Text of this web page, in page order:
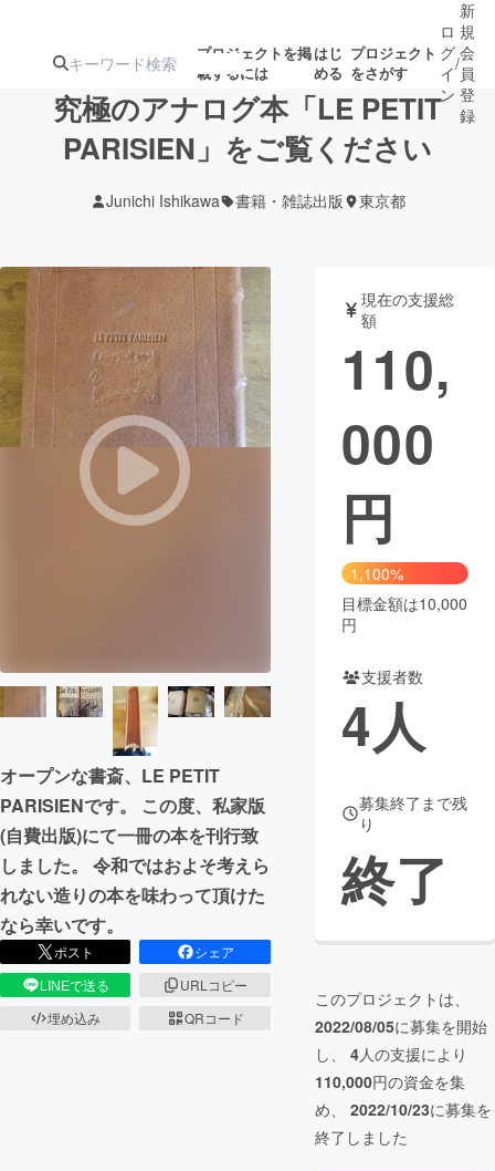
プロジェクトを掲
載するには
はじ
める
プロジェクト
をさがす
ターン
注目の新着プロ
ジェクト
募集終了が近いプ
ロジェクト
されます
アート・写真 音楽
テクノロジー・ガジェット ゲーム・サ
映像・映画
ビジネス・起業
CAMPFIRE Creation
コミュニティ
ロ
グ
イ
ン
/
新
規
会
員
登
録
究極のアナログ本「LE PETIT
PARISIEN」をご覧ください
Junichi Ishikawa 書籍・雑誌出版 東京都
オープンな書斎、LE PETIT
PARISIENです。 この度、私家版
(自費出版)にて一冊の本を刊行致
しました。 令和ではおよそ考えら
れない造りの本を味わって頂けた
なら幸いです。
ポスト
シェア
LINEで送る
URLコピー
埋め込み
QRコード
現在の支援総
額
110,
000
円
1,100%
目標金額は10,000
円
支援者数
4人
募集終了まで残
り
終了
このプロジェクトは、
2022/08/05に募集を開始
し、 4人の支援により
110,000円の資金を集
め、 2022/10/23に募集を
終了しました